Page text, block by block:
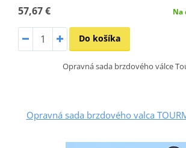
57,67 € Na
Do košíka
Opravná sada brzdového válce
Opravná sada brzdového valca